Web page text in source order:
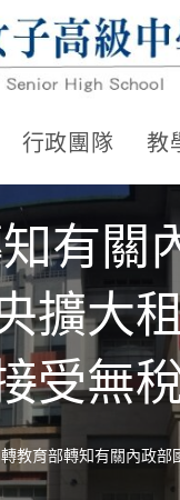
行政團隊 教
有關
擴大
受無
教育部轉知有關內政